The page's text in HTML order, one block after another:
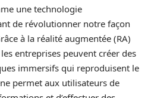
une technologie
de révolutionner notre façon
à la réalité augmentée (RA)
entreprises peuvent créer des
immersifs qui reproduisent le
permet aux utilisateurs de